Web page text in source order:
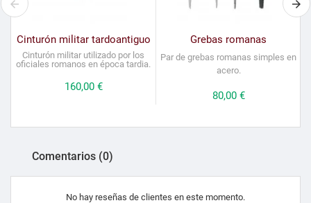
Cinturón militar tardoantiguo
Cinturón militar utilizado por los
oficiales romanos en época tardia.
Precio
160,00 €
Grebas romanas
Par de grebas romanas simples en
acero.
Precio
80,00 €
Comentarios (0)
No hay reseñas de clientes en este momento.